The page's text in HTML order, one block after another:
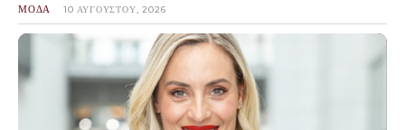
ΜΟΔΑ 10 ΑΥΓΟΎΣΤΟΥ, 2026